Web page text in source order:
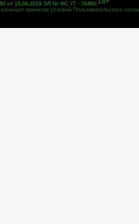
от 15.08.2019 ЭЛ № ФС 77 - 76485.
принятие условий Пользовательского